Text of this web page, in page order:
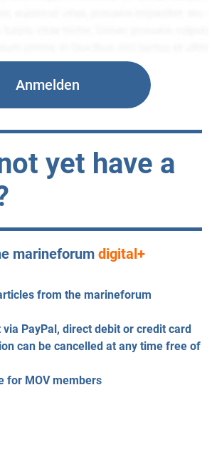
yet have a
marineforum digital+
from the marineforum
via PayPal, direct debit or credit card
can be cancelled at any time free of
for MOV members